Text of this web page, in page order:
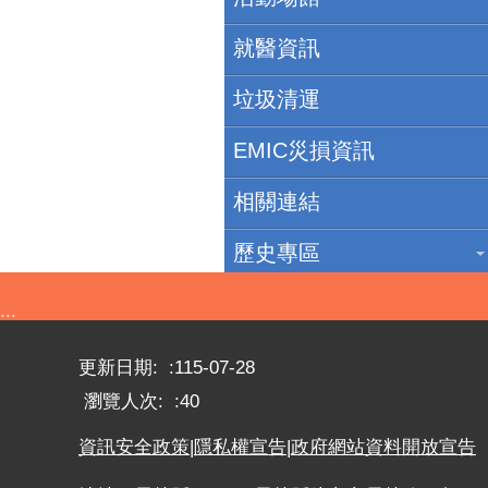
就醫資訊
垃圾清運
EMIC災損資訊
相關連結
歷史專區
:::
更新日期:
115-07-28
瀏覽人次:
40
資訊安全政策|隱私權宣告|政府網站資料開放宣告